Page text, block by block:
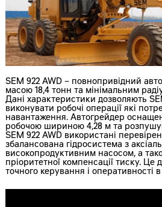
SEM 922 AWD – повнопривідний
масою 18,4 тонн та мінімальним
Дані характеристики дозволяють
виконувати робочі операції які
навантаження. Автогрейдер
робочою шириною 4,28 м та
SEM 922 AWD використані
збалансована гідросистема з
високопродуктивним насосом, а
пріоритетної компенсації тиску. Це
точного керування і оперативності в